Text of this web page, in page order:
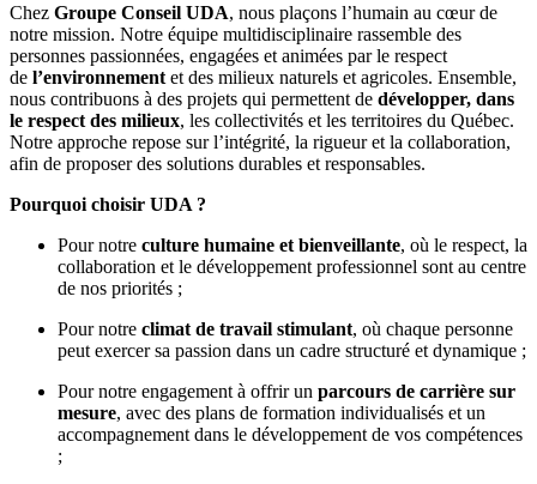
Chez Groupe Conseil UDA, nous plaçons l’humain au cœur de
notre mission. Notre équipe multidisciplinaire rassemble des
personnes passionnées, engagées et animées par le respect
de l’environnement et des milieux naturels et agricoles. Ensemble,
nous contribuons à des projets qui permettent de développer, dans
le respect des milieux, les collectivités et les territoires du Québec.
Notre approche repose sur l’intégrité, la rigueur et la collaboration,
afin de proposer des solutions durables et responsables.
Pourquoi choisir UDA ?
Pour notre culture humaine et bienveillante, où le respect, la
collaboration et le développement professionnel sont au centre
de nos priorités ;
Pour notre climat de travail stimulant, où chaque personne
peut exercer sa passion dans un cadre structuré et dynamique ;
Pour notre engagement à offrir un parcours de carrière sur
mesure, avec des plans de formation individualisés et un
accompagnement dans le développement de vos compétences
;